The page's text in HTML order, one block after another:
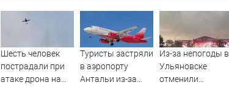
Шесть человек
пострадали при
атаке дрона на
Туристы застряли
в аэропорту
Антальи из-за
Из-за непогоды в
Ульяновске
отменили